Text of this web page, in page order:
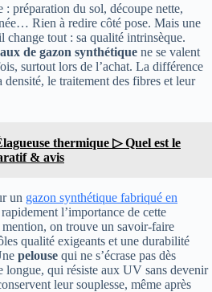
préparation du sol, découpe nette,
Rien à redire côté pose. Mais une
change tout : sa qualité intrinsèque.
de gazon synthétique ne se valent
surtout lors de l’achat. La différence
le traitement des fibres et leur
thermique ▷ Quel est le
& avis
un gazon synthétique fabriqué en
l’importance de cette
on trouve un savoir-faire
qualité exigeants et une durabilité
pelouse qui ne s’écrase pas dès
longue, qui résiste aux UV sans devenir
leur souplesse, même après